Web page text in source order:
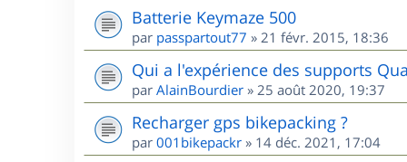
Batterie Keymaze 500
par passpartout77 » 21 févr. 2015, 18:36
Qui a l'expérience des supports
par AlainBourdier » 25 août 2020, 19:37
Recharger gps bikepacking ?
par 001bikepackr » 14 déc. 2021, 17:04